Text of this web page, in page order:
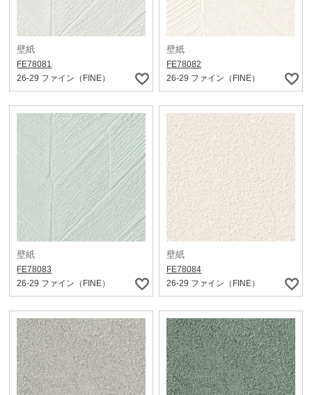
壁紙
FE78081
26-29 ファイン（FINE）
壁紙
FE78082
26-29 ファイン（FINE）
壁紙
FE78083
26-29 ファイン（FINE）
壁紙
FE78084
26-29 ファイン（FINE）